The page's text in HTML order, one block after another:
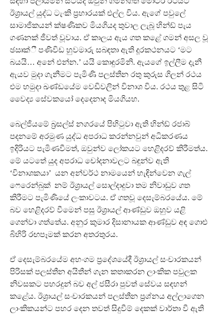
ඊශ්‍රායල් යුද්ධ ටැංකි ප්‍රහාරයක් එල්ල විය. ඇගේ පවුලේ
සාමාජිකයන් ක්ෂණිකව මියගියද තුවාල ලැබූ හින්ඩ් පැය
ගණනක් ජීවත් වූවාය. ඒ කාලය ඇය ගත කළේ ගමන් අසල වූ
ඡඍක්‍ී පණිවිඩ හුවමාරු සබඳතා ඇති දූරකථනයට ‘මට
බයයි… අනේ එන්න.’ යයි කොඳුරමිනි. ඇයගේ ඉල්ලීම දැනී
ඇයව මුදා ගැනීමට පැමිණි පලස්තීන රතු කුරුස ගිලන් රථය
එම හමුදා ඛණ්ඩයේම වෙඩිවලින් විනාශ විය. රථය තුළ සිටි
වෛද්‍ය සේවකයෝ දෙදෙනාද මියගියහ.
බෙල්ජියමේ බ්‍රසල්ස් නගරයේ පිහිටුවා ඇති හින්ඩ් රජාබ්
පදනමේ අරමුණ යුද්ධ අපරාධ කරන්නවුන් අධිකරණය
ඉදිරියට පැමිණවීමත්, ඔවුන්ව ලෝකයට හෙළිදරව් කිරීමත්ය.
මේ යටතේ යුද අපරාධ චෝදනාවලට බඳුන්ව ඇති
‘විනාශකයා’ යන අන්වර්ථ නාමයෙන් හැඳින්වෙන ගැල්
ෆෙරෙන්බුක් නම් ඊශ්‍රායල් සොල්දාදුවා තම නිවාඩුව ගත
කිරීමට පැමිණියේ ලංකාවටය. ඒ ගතවූ දෙසැම්බරයේය. මේ
බව හෙළිදරව් වීමෙන් පසු ඊශ්‍රායල් ආණ්ඩුව ඔහුව යළි
ගෙන්වා ගත්තේය. අනුර කුමාර දිසානායක ආණ්ඩුව අඳ ගොළු
බිහිරි රඟපෑමක් කරන අතරතුරය.
ඒ දෙසැම්බරයේම අහංගම ප්‍රදේශයේදී ඊශ්‍රායල් සංචාරකයන්
පිරිසක් පලස්තීන අයිතීන් ගැන කතාකරන ලාංකික පවුලක
නිවසකට පහරදුන් බව අල් ජසීරා පුවත් සේවය සඳහන්
කළේය. ඊශ්‍රායල් සංචාරකයන් පලස්තීන ප්‍රශ්නය අල්ලාගෙන
ලාංකිකයන්ට පහර දෙන තවත් සිදුවීම් දෙකක් වාර්තා වී ඇති